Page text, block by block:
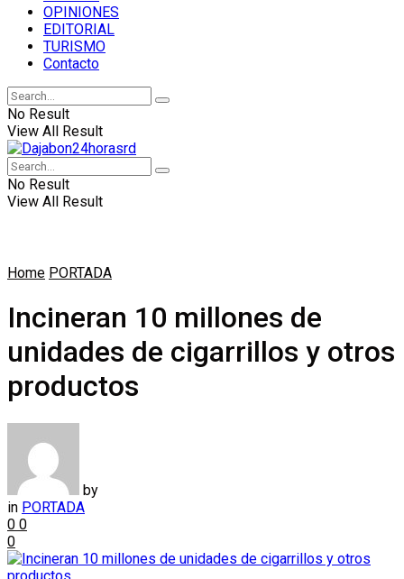
OPINIONES
EDITORIAL
TURISMO
Contacto
No Result
View All Result
No Result
View All Result
Home PORTADA
Incineran 10 millones de
unidades de cigarrillos y otros
productos
by
in PORTADA
0 0
0